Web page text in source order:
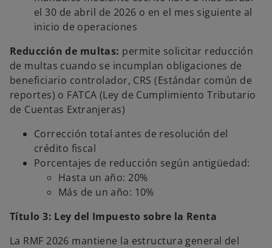
el 30 de abril de 2026 o en el mes siguiente al
inicio de operaciones
Reducción de multas: permite solicitar reducción
de multas cuando se incumplan obligaciones de
beneficiario controlador, CRS (Estándar común de
reportes) o FATCA (Ley de Cumplimiento Tributario
de Cuentas Extranjeras)
Corrección total antes de resolución del
crédito fiscal
Porcentajes de reducción según antigüedad:
Hasta un año: 20%
Más de un año: 10%
Título 3: Ley del Impuesto sobre la Renta
La RMF 2026 mantiene la estructura general del